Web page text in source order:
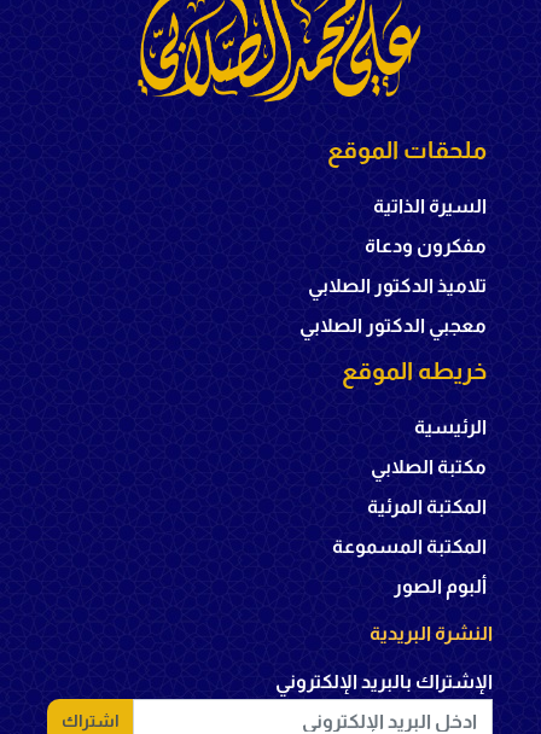
ملحقات الموقع
السيرة الذاتية
مفكرون ودعاة
تلاميذ الدكتور الصلابي
معجبي الدكتور الصلابي
خريطه الموقع
الرئيسية
مكتبة الصلابي
المكتبة المرئية
المكتبة المسموعة
ألبوم الصور
النشرة البريدية
الإشتراك بالبريد الإلكتروني
اشتراك